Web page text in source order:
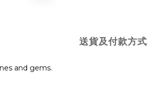
送貨及付款方式
and gems.